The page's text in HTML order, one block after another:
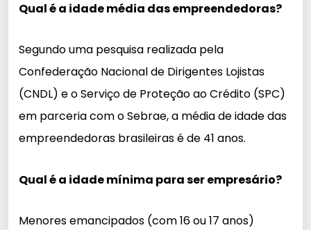
Qual é a idade média das empreendedoras?
Segundo uma pesquisa realizada pela
Confederação Nacional de Dirigentes Lojistas
(CNDL) e o Serviço de Proteção ao Crédito (SPC)
em parceria com o Sebrae, a média de idade das
empreendedoras brasileiras é de 41 anos.
Qual é a idade mínima para ser empresário?
Menores emancipados (com 16 ou 17 anos)